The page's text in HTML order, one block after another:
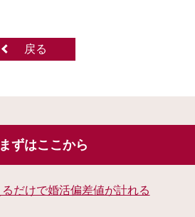
戻る
ずはここから
だけで婚活偏差値が計れる